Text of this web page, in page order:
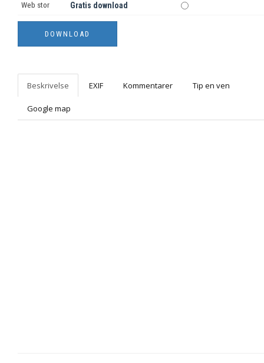
Web stor Gratis download
Beskrivelse EXIF Kommentarer Tip en ven
Google map